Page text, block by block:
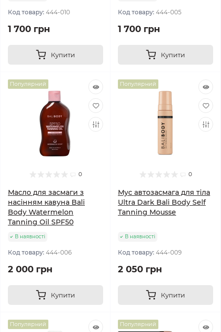
Код товару: 444-010
1 700 грн
Купити
Код товару: 444-005
1 700 грн
Купити
Популярний
0
Масло для засмаги з
насінням кавуна Bali
Body Watermelon
Tanning Oil SPF50
В наявності
Код товару: 444-006
2 000 грн
Купити
Популярний
0
Мус автозасмага для тіла
Ultra Dark Bali Body Self
Tanning Mousse
В наявності
Код товару: 444-009
2 050 грн
Купити
Популярний
Популярний